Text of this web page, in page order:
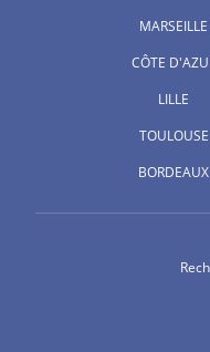
MARSEILLE
CÔTE
LILLE
TOULOUSE
BORDEAUX